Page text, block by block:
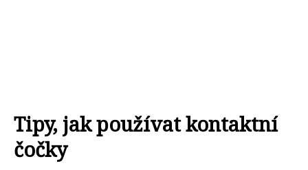
Tipy, jak používat kontaktní
čočky